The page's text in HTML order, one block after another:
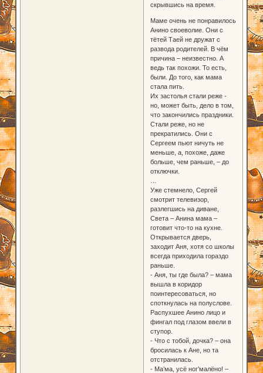
скрывшись на время.
Маме очень не понравилось
Анино своеволие. Они с
тётей Таей не дружат с
развода родителей. В чём
причина – неизвестно. А
ведь так похожи. То есть,
были. До того, как мама
стала пить.
Их застолья стали реже -
но, может быть, дело в том,
что закончились праздники.
Стали реже, но не
прекратились. Они с
Сергеем пьют ничуть не
меньше, а, похоже, даже
больше, чем раньше, – до
отключки.
Уже стемнело, Сергей
смотрит телевизор,
разлегшись на диване,
Света – Анина мама –
готовит что-то на кухне.
Открывается дверь,
заходит Аня, хотя со школы
всегда приходила гораздо
раньше.
- Аня, ты где была? – мама
вышла в коридор
поинтересоваться, но
споткнулась на полуслове.
Распухшее Анино лицо и
фингал под глазом ввели в
ступор.
- Что с тобой, дочка? – она
бросилась к Ане, но та
отстранилась.
- Ма’ма, усё ног’малёно! –